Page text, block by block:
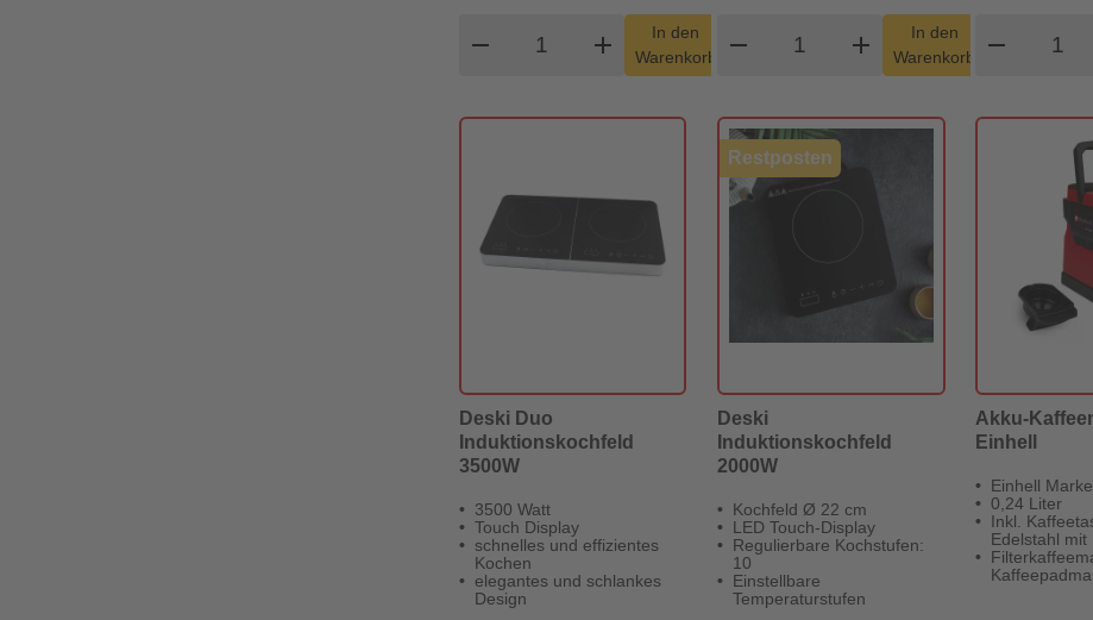
remove
Produkt Warenkorb Menge
add
In den
Warenkorb
shopping_cart
remove
Produkt Warenkorb Menge
add
In den
Warenkorb
shopping_cart
remove
Deski Duo
Induktionskochfeld
3500W
3500 Watt
Touch Display
schnelles und effizientes
Kochen
elegantes und schlankes
Design
Restposten
Deski
Induktionskochfeld
2000W
Kochfeld Ø 22 cm
LED Touch-Display
Regulierbare Kochstufen:
10
Einstellbare
Temperaturstufen
Akku-
Einhell
Einhell
0,24 Liter
Inkl.
Edelstahl mit